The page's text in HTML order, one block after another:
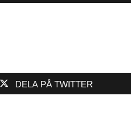
DELA PÅ TWITTER